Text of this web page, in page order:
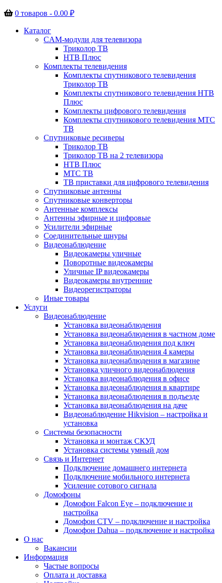
0 товаров - 0.00 ₽
Каталог
CAM-модули для телевизора
Триколор ТВ
НТВ Плюс
Комплекты телевидения
Комплекты спутникового телевидения
Триколор ТВ
Комплекты спутникового телевидения НТВ
Плюс
Комплекты цифрового телевидения
Комплекты спутникового телевидения МТС
ТВ
Спутниковые ресиверы
Триколор ТВ
Триколор ТВ на 2 телевизора
НТВ Плюс
МТС ТВ
ТВ приставки для цифрового телевидения
Спутниковые антенны
Спутниковые конверторы
Антенные комплексы
Антенны эфирные и цифровые
Усилители эфирные
Соединительные шнуры
Видеонаблюдение
Видеокамеры уличные
Поворотные видеокамеры
Уличные IP видеокамеры
Видеокамеры внутренние
Видеорегистраторы
Иные товары
Услуги
Видеонаблюдение
Установка видеонаблюдения
Установка видеонаблюдения в частном доме
Установка видеонаблюдения под ключ
Установка видеонаблюдения 4 камеры
Установка видеонаблюдения в магазине
Установка уличного видеонаблюдения
Установка видеонаблюдения в офисе
Установка видеонаблюдения в квартире
Установка видеонаблюдения в подъезде
Установка видеонаблюдения на даче
Видеонаблюдение Hikvision – настройка и
установка
Системы безопасности
Установка и монтаж СКУД
Установка системы умный дом
Связь и Интернет
Подключение домашнего интернета
Подключение мобильного интернета
Усиление сотового сигнала
Домофоны
Домофон Falcon Eye – подключение и
настройка
Домофон CTV – подключение и настройка
Домофон Dahua – подключение и настройка
О нас
Вакансии
Информация
Частые вопросы
Оплата и доставка